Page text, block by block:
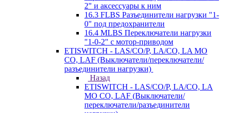
2" и аксессуары к ним
16.3 FLBS Разъединители нагрузки "1-
0" под предохранители
16.4 MLBS Переключатели нагрузки
"1-0-2" с мотор-приводом
ETISWITCH - LAS/CO/P, LA/CO, LA MO
CO, LAF (Выключатели/переключатели/
разъединители нагрузки)
Назад
ETISWITCH - LAS/CO/P, LA/CO, LA
MO CO, LAF (Выключатели/
переключатели/разъединители